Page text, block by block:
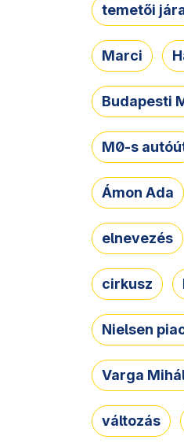
temetői
Marci
Budapesti
M0-s
Ámon Ada
elnevezés
cirkusz
Nielsen
Varga
változás